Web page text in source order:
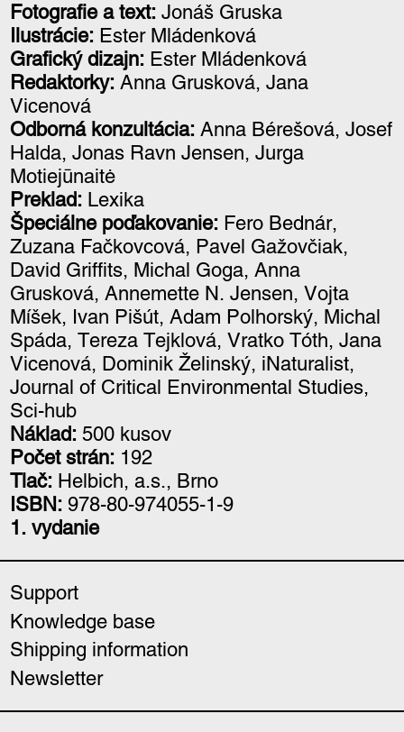
Fotografie a text: Jonáš Gruska
Ilustrácie: Ester Mládenková
Grafický dizajn: Ester Mládenková
Redaktorky: Anna Grusková, Jana
Vicenová
Odborná konzultácia: Anna Bérešová, Josef
Halda, Jonas Ravn Jensen, Jurga
Motiejūnaitė
Preklad: Lexika
Špeciálne poďakovanie: Fero Bednár,
Zuzana Fačkovcová, Pavel Gažovčiak,
David Griffits, Michal Goga, Anna
Grusková, Annemette N. Jensen, Vojta
Míšek, Ivan Pišút, Adam Polhorský, Michal
Spáda, Tereza Tejklová, Vratko Tóth, Jana
Vicenová, Dominik Želinský, iNaturalist,
Journal of Critical Environmental Studies,
Sci-hub
Náklad: 500 kusov
Počet strán: 192
Tlač: Helbich, a.s., Brno
ISBN: 978-80-974055-1-9
1. vydanie
Support
Knowledge base
Shipping information
Newsletter